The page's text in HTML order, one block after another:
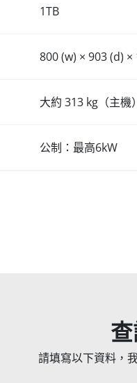
1TB
800 (w) × 903 (d)
大約 313 kg（主機）
公制：最高6kW
請填寫以下資料，